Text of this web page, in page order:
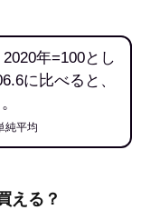
年=100とし
に比べると、
純平均
える？